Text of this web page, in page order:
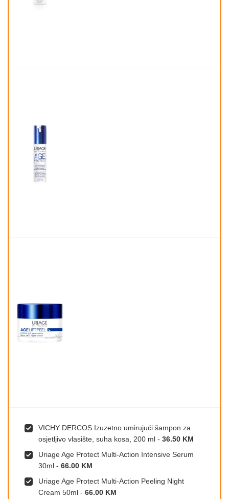
VICHY DERCOS Izuzetno umirujući šampon za
osjetljivo vlasište, suha kosa, 200 ml - 36.50 KM
Uriage Age Protect Multi-Action Intensive Serum
30ml - 66.00 KM
Uriage Age Protect Multi-Action Peeling Night
Cream 50ml - 66.00 KM